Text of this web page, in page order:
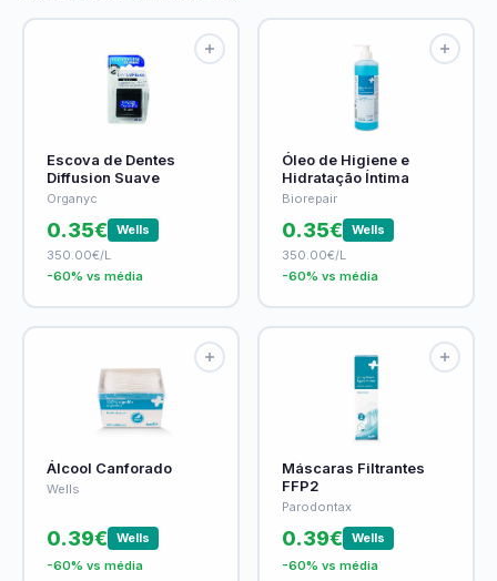
Escova de Dentes
Diffusion Suave
Organyc
0.35€
Wells
350.00€/L
-60% vs média
Óleo de Higiene e
Hidratação Íntima
Biorepair
0.35€
Wells
350.00€/L
-60% vs média
Álcool Canforado
Wells
0.39€
Wells
-60% vs média
Máscaras Filtrantes
FFP2
Parodontax
0.39€
Wells
-60% vs média